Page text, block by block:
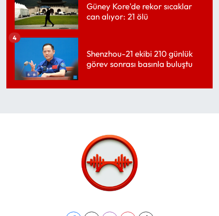
Güney Kore'de rekor sıcaklar
can alıyor: 21 ölü
Shenzhou-21 ekibi 210 günlük
görev sonrası basınla buluştu
4